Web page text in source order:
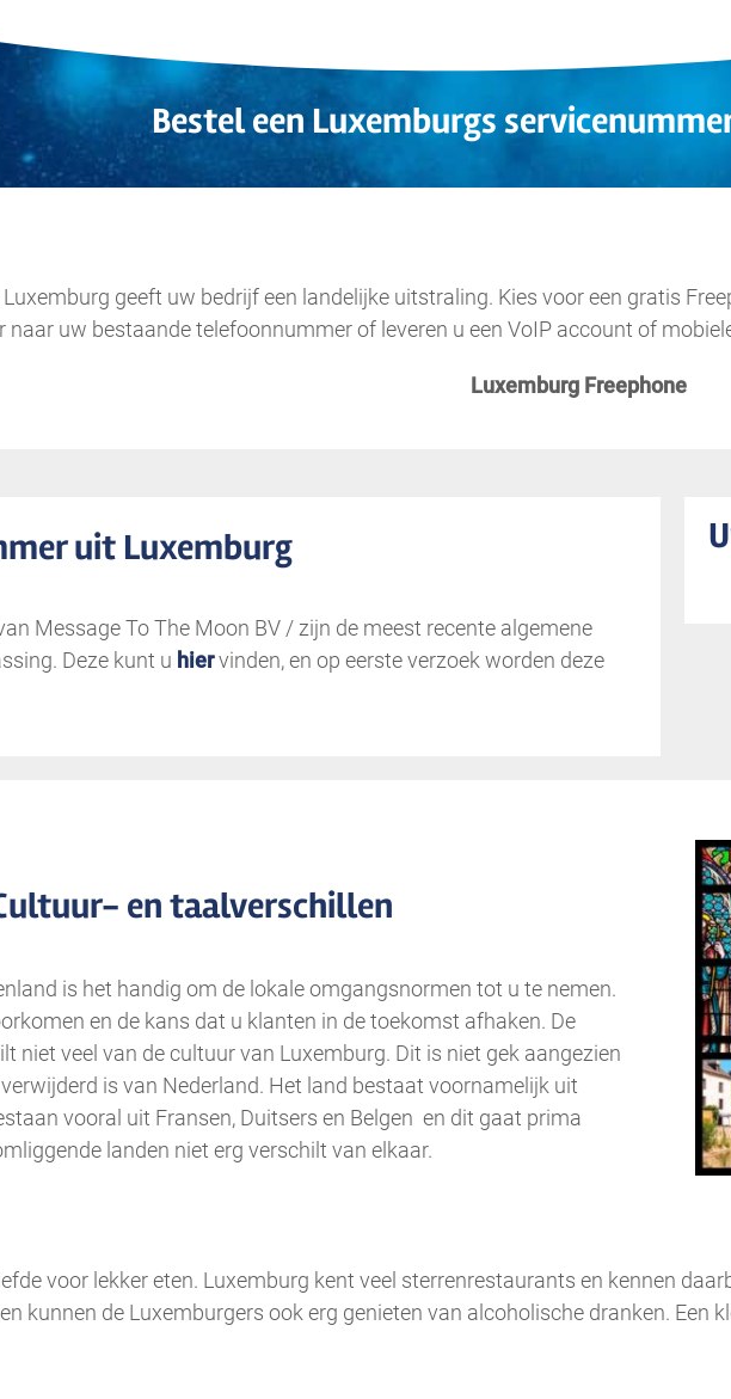
Bestel een Luxemburgs
geeft uw bedrijf een landelijke uitstraling. Kies voor een gratis
naar uw bestaande telefoonnummer of leveren u een VoIP account of
Luxemburg Freephone
uit Luxemburg
Message To The Moon BV / zijn de meest recente algemene
Deze kunt u hiervinden, en op eerste verzoek worden deze
en taalverschillen
is het handig om de lokale omgangsnormen tot u te nemen.
en de kans dat u klanten in de toekomst afhaken. De
niet veel van de cultuur van Luxemburg. Dit is niet gek aangezien
is van Nederland. Het land bestaat voornamelijk uit
vooral uit Fransen, Duitsers en Belgen en dit gaat prima
landen niet erg verschilt van elkaar.
voor lekker eten. Luxemburg kent veel sterrenrestaurants en kennen
kunnen de Luxemburgers ook erg genieten van alcoholische dranken. Een